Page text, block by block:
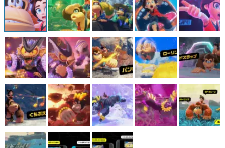
アプリレビュー
その他
電ファミニコゲーマーとは？
運営：株式会社マレ